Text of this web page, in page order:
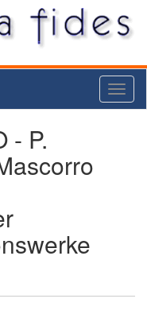
- P.